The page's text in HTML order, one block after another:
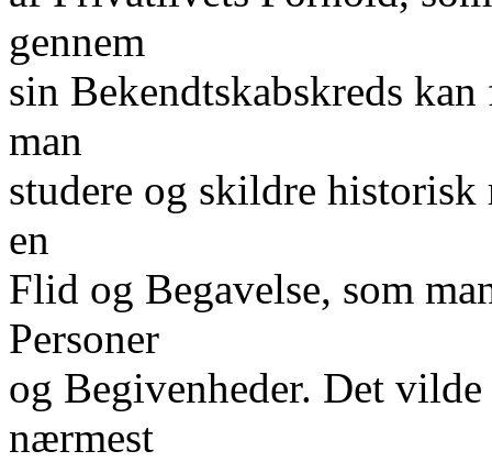
gennem
sin Bekendtskabskreds
man
studere og skildre
en
Flid og Begavelse, som
Personer
og Begivenheder. Det
nærmest